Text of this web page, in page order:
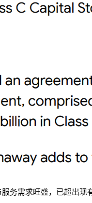
务需求旺盛，已超出